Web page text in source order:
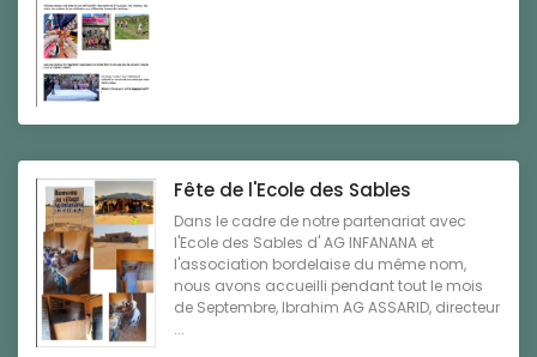
Fête de l'Ecole des Sables
Dans le cadre de notre partenariat avec
l'Ecole des Sables d' AG INFANANA et
l'association bordelaise du même nom,
nous avons accueilli pendant tout le mois
de Septembre, Ibrahim AG ASSARID, directeur
...